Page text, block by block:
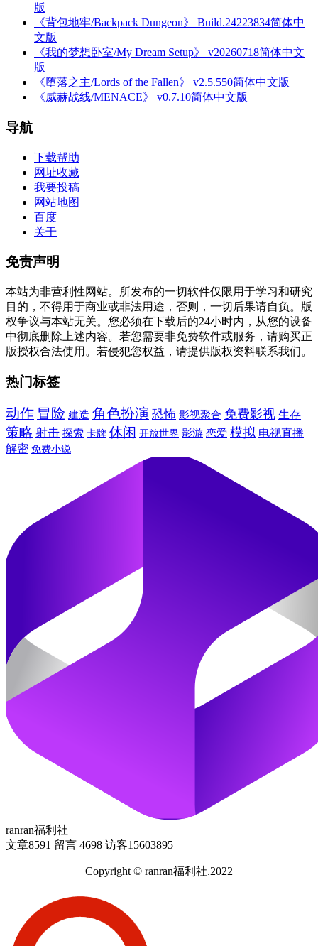
版
《背包地牢/Backpack Dungeon》 Build.24223834简体中
文版
《我的梦想卧室/My Dream Setup》 v20260718简体中文
版
《堕落之主/Lords of the Fallen》 v2.5.550简体中文版
《威赫战线/MENACE》 v0.7.10简体中文版
导航
下载帮助
网址收藏
我要投稿
网站地图
百度
关于
免责声明
本站为非营利性网站。所发布的一切软件仅限用于学习和研究
目的，不得用于商业或非法用途，否则，一切后果请自负。版
权争议与本站无关。您必须在下载后的24小时内，从您的设备
中彻底删除上述内容。若您需要非免费软件或服务，请购买正
版授权合法使用。若侵犯您权益，请提供版权资料联系我们。
热门标签
动作 冒险 建造 角色扮演 恐怖 影视聚合 免费影视 生存
策略 射击 探索 卡牌 休闲 开放世界 影游 恋爱 模拟 电视直播
解密 免费小说
ranran福利社
文章8591 留言 4698 访客15603895
Copyright © ranran福利社.2022